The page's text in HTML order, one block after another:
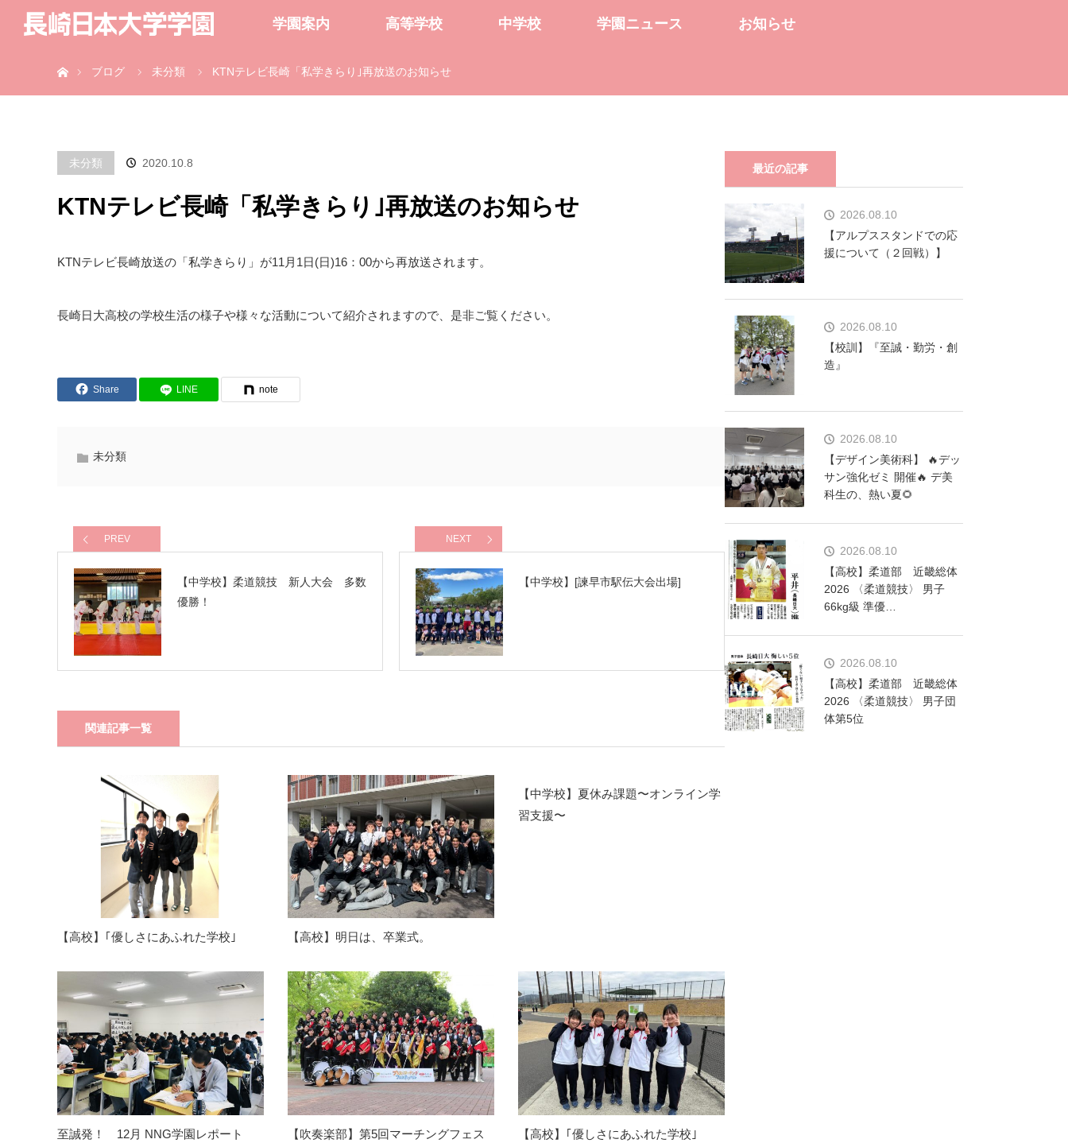
学園案内 高等学校 中学校 学園ニュース お知らせ
ブログ
未分類 KTNテレビ長崎「私学きらり｣再放送のお知らせ
未分類 2020.10.8
KTNテレビ長崎「私学きらり｣再放送のお知らせ
KTNテレビ長崎放送の「私学きらり」が11月1日(日)16：00から再放送されます。
長崎日大高校の学校生活の様子や様々な活動について紹介されますので、是非ご覧ください。
Share LINE note
未分類
PREV
【中学校】柔道競技 新人大会 多数
優勝！
NEXT
【中学校】[諫早市駅伝大会出場]
関連記事一覧
【高校】｢優しさにあふれた学校｣ 【高校】明日は、卒業式。
【中学校】夏休み課題〜オンライン学
習支援〜
至誠発！ 12月 NNG学園レポート
【吹奏楽部】第5回マーチングフェス
【高校】｢優しさにあふれた学校｣
最近の記事
2026.08.10
【アルプススタンドでの応
援について（２回戦）】
2026.08.10
【校訓】『至誠・勤労・創
造』
2026.08.10
【デザイン美術科】 🔥デッ
サン強化ゼミ 開催🔥 デ美
科生の、熱い夏🌻
2026.08.10
【高校】柔道部 近畿総体
2026 〈柔道競技〉 男子
66kg級 準優…
2026.08.10
【高校】柔道部 近畿総体
2026 〈柔道競技〉 男子団
体第5位